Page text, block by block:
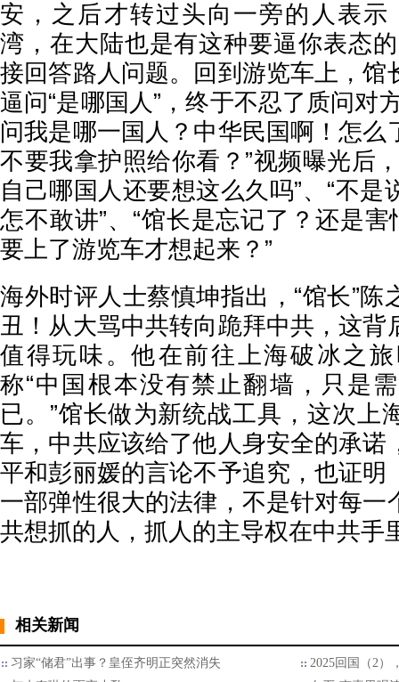
安，之后才转过头向一旁的人表示
湾，在大陆也是有这种要逼你表态
接回答路人问题。回到游览车上，馆
逼问“是哪国人”，终于不忍了质问对
问我是哪一国人？中华民国啊！怎么
不要我拿护照给你看？”视频曝光后
自己哪国人还要想这么久吗”、“不是
怎不敢讲”、“馆长是忘记了？还是害
要上了游览车才想起来？”
海外时评人士蔡慎坤指出，“馆长”陈
丑！从大骂中共转向跪拜中共，这背
值得玩味。他在前往上海破冰之
称“中国根本没有禁止翻墙，只是
已。”馆长做为新统战工具，这次上
车，中共应该给了他人身安全的承诺
平和彭丽媛的言论不予追究，也证明
一部弹性很大的法律，不是针对每一
共想抓的人，抓人的主导权在中共手
相关新闻
习家“储君”出事？皇侄齐明正突然消失
2025回国（2）